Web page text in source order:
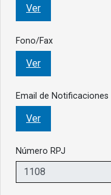
Ver
Fono/Fax
Ver
Email de Notificaciones
Ver
Número RPJ